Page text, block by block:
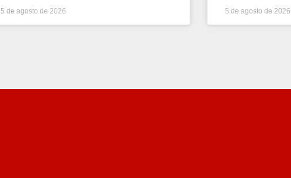
5 de agosto de 2026 5 de agosto de 2026